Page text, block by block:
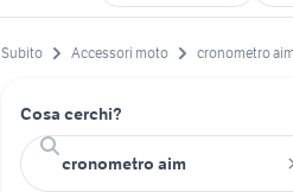
Subito Accessori moto cronometro
Cosa cerchi?